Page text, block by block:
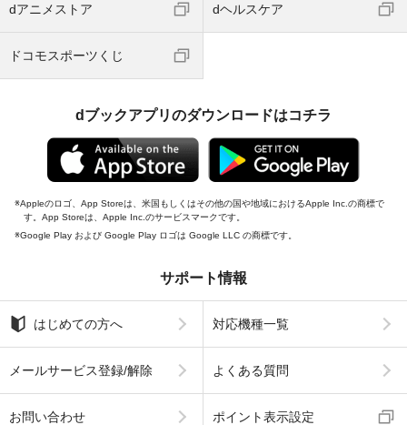
dアニメストア dヘルスケア
ドコモスポーツくじ
dブックアプリのダウンロードはコチラ
Appleのロゴ、App Storeは、米国もしくはその他の国や地域におけるApple Inc.の商標で
す。App Storeは、Apple Inc.のサービスマークです。
Google Play および Google Play ロゴは Google LLC の商標です。
サポート情報
はじめての方へ 対応機種一覧
メールサービス登録/解除 よくある質問
お問い合わせ ポイント表示設定